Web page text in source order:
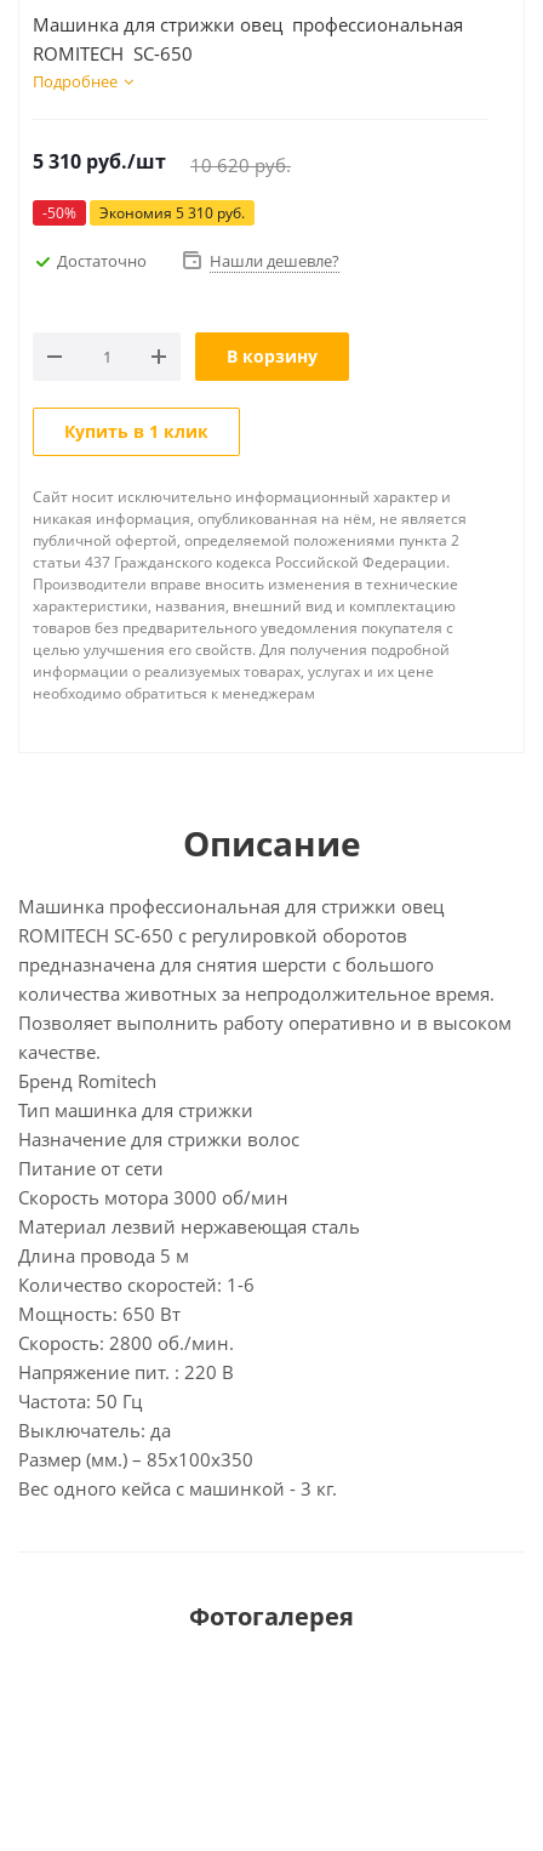
Машинка для стрижки овец профессиональная
ROMITECH SC-650
Подробнее
5 310 руб./шт 10 620руб.
-50% Экономия 5 310 руб.
Достаточно Нашли дешевле?
В корзину
Купить в 1 клик
Сайт носит исключительно информационный характер и
никакая информация, опубликованная на нём, не является
публичной офертой, определяемой положениями пункта 2
статьи 437 Гражданского кодекса Российской Федерации.
Производители вправе вносить изменения в технические
характеристики, названия, внешний вид и комплектацию
товаров без предварительного уведомления покупателя с
целью улучшения его свойств. Для получения подробной
информации о реализуемых товарах, услугах и их цене
необходимо обратиться к менеджерам
Описание
Машинка профессиональная для стрижки овец
ROMITECH SС-650 с регулировкой оборотов
предназначена для снятия шерсти с большого
количества животных за непродолжительное время.
Позволяет выполнить работу оперативно и в высоком
качестве.
Бренд Romitech
Тип машинка для стрижки
Назначение для стрижки волос
Питание от сети
Скорость мотора 3000 об/мин
Материал лезвий нержавеющая сталь
Длина провода 5 м
Количество скоростей: 1-6
Мощность: 650 Вт
Скорость: 2800 об./мин.
Напряжение пит. : 220 В
Частота: 50 Гц
Выключатель: да
Размер (мм.) – 85x100x350
Вес одного кейса с машинкой - 3 кг.
Фотогалерея